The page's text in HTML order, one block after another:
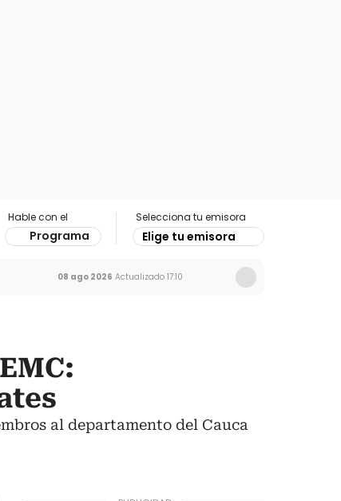
Hable con el
Programa
Selecciona tu emisora
Elige tu emisora
08 ago 2026 Actualizado 17:10
al departamento del Cauca